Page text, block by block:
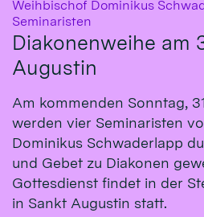
Weihbischof Dominikus
Seminaristen
Diakonenweihe am
Augustin
Am kommenden Sonntag,
werden vier Seminaristen
Dominikus Schwaderlapp
und Gebet zu Diakonen
Gottesdienst findet in der
in Sankt Augustin statt.